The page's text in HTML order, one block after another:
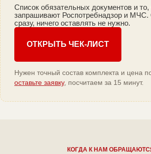
Список обязательных документов и то,
запрашивают Роспотребнадзор и МЧС.
сразу, ничего оставлять не нужно.
ОТКРЫТЬ ЧЕК-ЛИСТ
Нужен точный состав комплекта и цена
оставьте заявку, посчитаем за 15 минут.
КОГДА К НАМ